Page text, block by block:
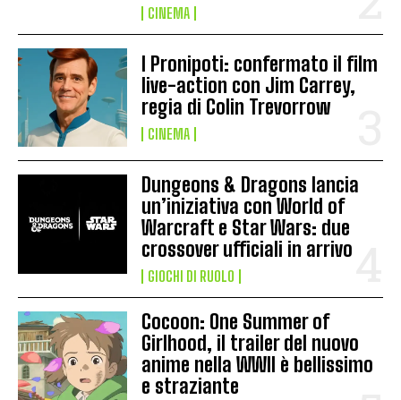
CINEMA
I Pronipoti: confermato il film
live-action con Jim Carrey,
regia di Colin Trevorrow
CINEMA
Dungeons & Dragons lancia
un’iniziativa con World of
Warcraft e Star Wars: due
crossover ufficiali in arrivo
GIOCHI DI RUOLO
Cocoon: One Summer of
Girlhood, il trailer del nuovo
anime nella WWII è bellissimo
e straziante